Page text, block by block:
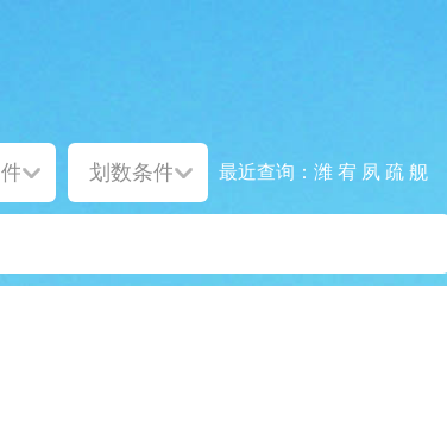
最近查询： 潍 宥 夙 疏 舰